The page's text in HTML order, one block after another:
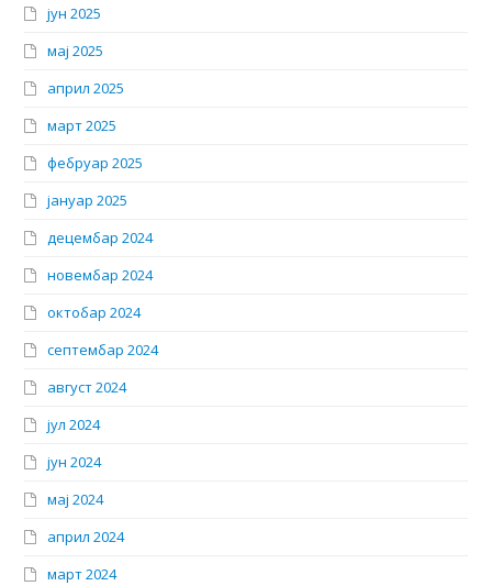
јун 2025
мај 2025
април 2025
март 2025
фебруар 2025
јануар 2025
децембар 2024
новембар 2024
октобар 2024
септембар 2024
август 2024
јул 2024
јун 2024
мај 2024
април 2024
март 2024